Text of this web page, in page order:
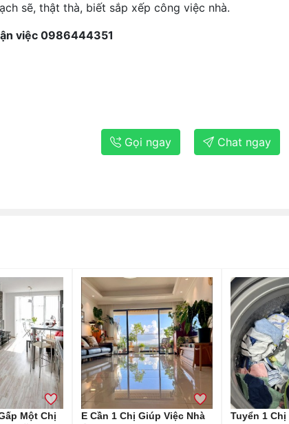
sẽ, thật thà, biết sắp xếp công việc nhà.
việc 0986444351
Gọi ngay Chat ngay
Một Chị
E Cần 1 Chị Giúp Việc Nhà
Tuyển 1